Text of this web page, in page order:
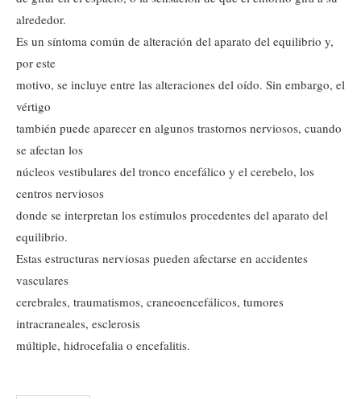
alrededor.
Es un síntoma común de alteración del aparato del equilibrio y,
por este
motivo, se incluye entre las alteraciones del oído. Sin embargo, el
vértigo
también puede aparecer en algunos trastornos nerviosos, cuando
se afectan los
núcleos vestibulares del tronco encefálico y el cerebelo, los
centros nerviosos
donde se interpretan los estímulos procedentes del aparato del
equilibrio.
Estas estructuras nerviosas pueden afectarse en accidentes
vasculares
cerebrales, traumatismos, craneoencefálicos, tumores
intracraneales, esclerosis
múltiple, hidrocefalia o encefalitis.